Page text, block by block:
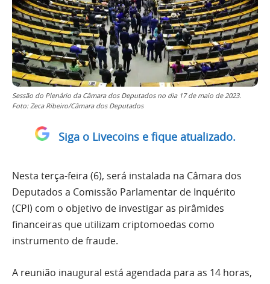
Sessão do Plenário da Câmara dos Deputados no dia 17 de maio de 2023.
Foto: Zeca Ribeiro/Câmara dos Deputados
Siga o Livecoins e fique atualizado.
Nesta terça-feira (6), será instalada na Câmara dos
Deputados a Comissão Parlamentar de Inquérito
(CPI) com o objetivo de investigar as pirâmides
financeiras que utilizam criptomoedas como
instrumento de fraude.
A reunião inaugural está agendada para as 14 horas,